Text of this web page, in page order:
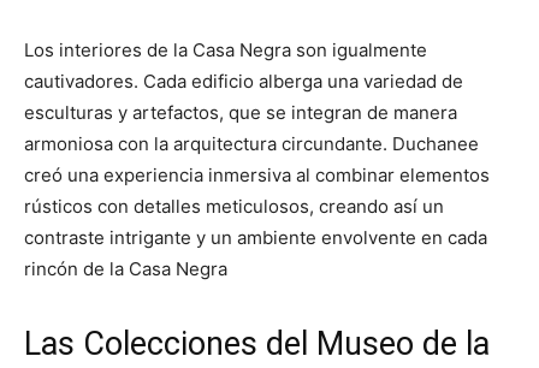
Los interiores de la Casa Negra son igualmente
cautivadores. Cada edificio alberga una variedad de
esculturas y artefactos, que se integran de manera
armoniosa con la arquitectura circundante. Duchanee
creó una experiencia inmersiva al combinar elementos
rústicos con detalles meticulosos, creando así un
contraste intrigante y un ambiente envolvente en cada
rincón de la Casa Negra
Las Colecciones del Museo de la